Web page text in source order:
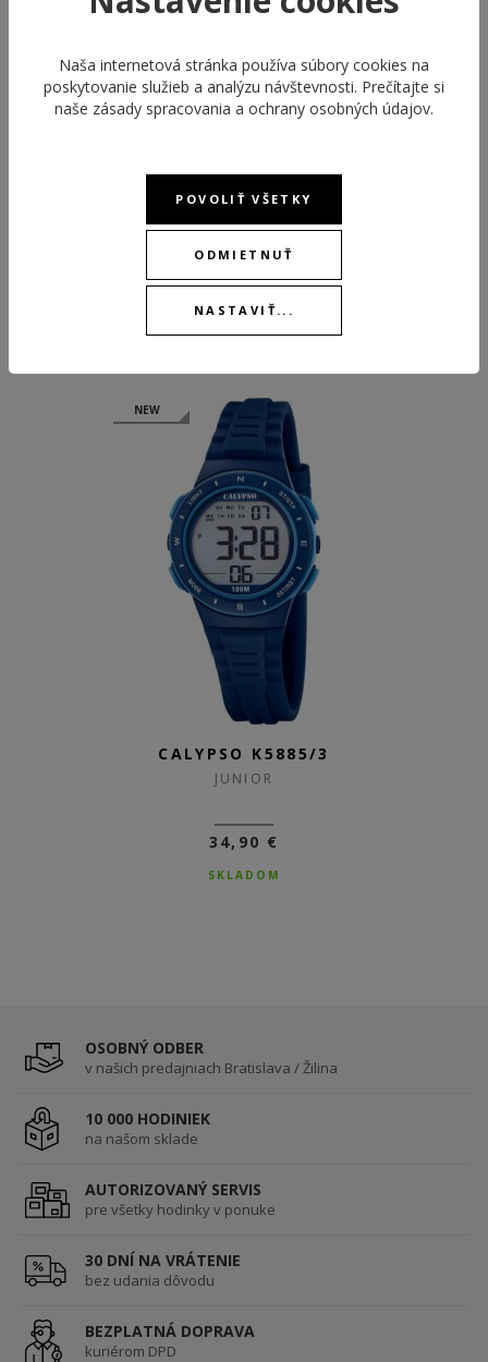
STOPKY Áno
BUDÍK Áno
ODPORÚČANÉ PRODUKTY
NEW
CALYPSO K5885/3
JUNIOR
34,90 €
SKLADOM
NEW
CALYPSO K5885/2
JUNIOR
34,90 €
SKLADOM
OSOBNÝ ODBER
v našich predajniach Bratislava / Žilina
10 000 HODINIEK
na našom sklade
AUTORIZOVANÝ SERVIS
pre všetky hodinky v ponuke
30 DNÍ NA VRÁTENIE
bez udania dôvodu
BEZPLATNÁ DOPRAVA
kuriérom DPD
Naša internetová stránka používa súbory cookies na
poskytovanie služieb a analýzu návštevnosti. Prečítajte si
naše zásady spracovania a ochrany osobných údajov.
POVOLIŤ VŠETKY
ODMIETNUŤ
NASTAVIŤ...